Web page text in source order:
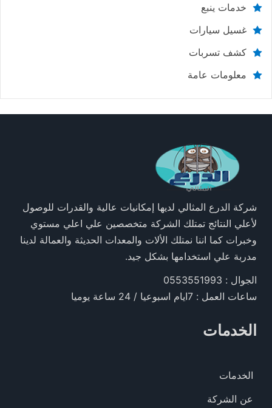
خدمات ينبع
غسيل سيارات
كشف تسربات
معلومات عامة
شركة الدرع المثالي لديها إمكانيات عالية والقدرات للوصول
لأعلي النتائج تمتلك الشركة متخصصين علي اعلي مستوي
وخبرات كما اننا نمتلك الألات والمعدات الحديثة والعمالة لدينا
مدربة علي استخدامها بشكل جيد.
الجوال : 0553551993
ساعات العمل : 7ايام اسبوعيا / 24 ساعة يوميا
الخدمات
الخدمات
عن الشركة